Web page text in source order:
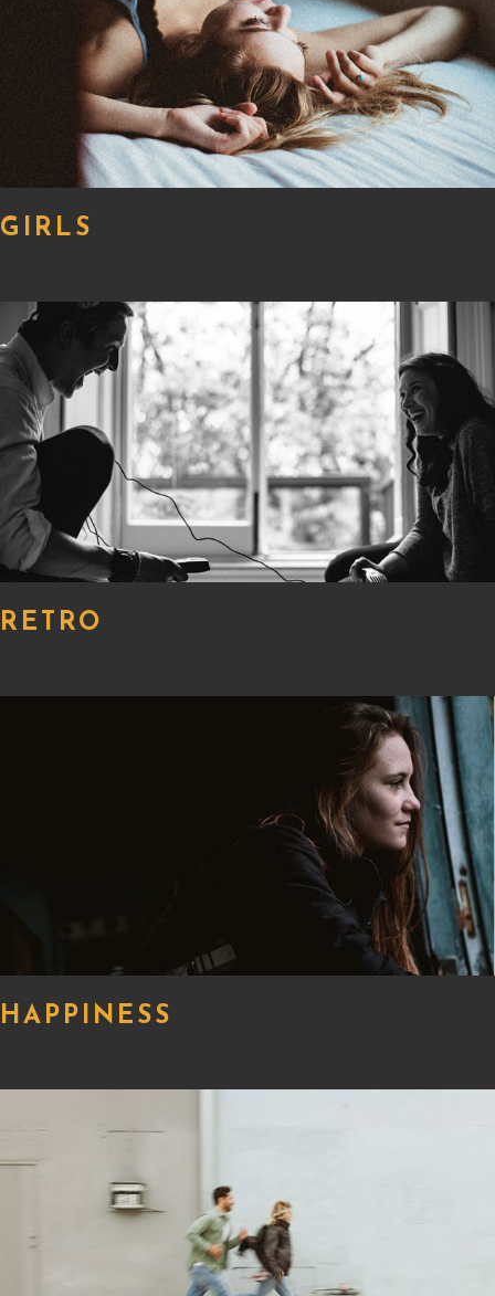
GIRLS
RETRO
HAPPINESS